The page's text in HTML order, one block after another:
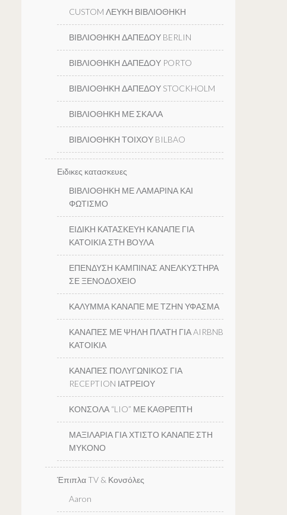
CUSTOM ΛΕΥΚΗ ΒΙΒΛΙΟΘΗΚΗ
ΒΙΒΛΙΟΘΗΚΗ ΔΑΠΕΔΟΥ BERLIN
ΒΙΒΛΙΟΘΗΚΗ ΔΑΠΕΔΟΥ PORTO
ΒΙΒΛΙΟΘΗΚΗ ΔΑΠΕΔΟΥ STOCKHOLM
ΒΙΒΛΙΟΘΗΚΗ ΜΕ ΣΚΑΛΑ
ΒΙΒΛΙΟΘΗΚΗ ΤΟΙΧΟΥ BILBAO
Ειδικες κατασκευες
ΒΙΒΛΙΟΘΗΚΗ ΜΕ ΛΑΜΑΡΙΝΑ ΚΑΙ
ΦΩΤΙΣΜΟ
ΕΙΔΙΚΗ ΚΑΤΑΣΚΕΥΗ ΚΑΝΑΠΕ ΓΙΑ
ΚΑΤΟΙΚΙΑ ΣΤΗ ΒΟΥΛΑ
ΕΠΕΝΔΥΣΗ ΚΑΜΠΙΝΑΣ ΑΝΕΛΚΥΣΤΗΡΑ
ΣΕ ΞΕΝΟΔΟΧΕΙΟ
ΚΑΛΥΜΜΑ ΚΑΝΑΠΕ ΜΕ ΤΖΗΝ ΥΦΑΣΜΑ
ΚΑΝΑΠΕΣ ΜΕ ΨΗΛΗ ΠΛΑΤΗ ΓΙΑ AIRBNB
ΚΑΤΟΙΚΙΑ
ΚΑΝΑΠΕΣ ΠΟΛΥΓΩΝΙΚΟΣ ΓΙΑ
RECEPTION ΙΑΤΡΕΙΟΥ
ΚΟΝΣΟΛΑ “LIO” ΜΕ ΚΑΘΡΕΠΤΗ
ΜΑΞΙΛΑΡΙΑ ΓΙΑ ΧΤΙΣΤΟ ΚΑΝΑΠΕ ΣΤΗ
ΜΥΚΟΝΟ
Έπιπλα TV & Κονσόλες
Aaron